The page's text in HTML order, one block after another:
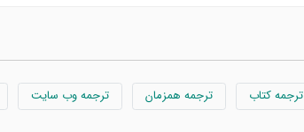
ترجمه کتاب ترجمه همزمان ترجمه وب سایت